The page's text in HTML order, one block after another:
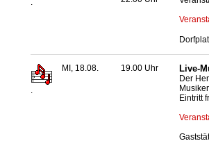
.
.
MI, 18.08. 19.00 Uhr Live-
Der
Eintritt